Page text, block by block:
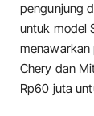
pengunjung
untuk model
Chery dan
Rp60 juta